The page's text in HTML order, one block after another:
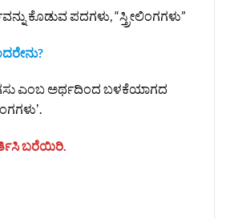
ಕೊಡುವ ಪದಗಳು, “ಸ್ತ್ರೀಲಿಂಗಗಳು”
ಎಂಬ ಅರ್ಥದಿಂದ ಬಳಕೆಯಾಗದ
ಬರೆಯಿರಿ.